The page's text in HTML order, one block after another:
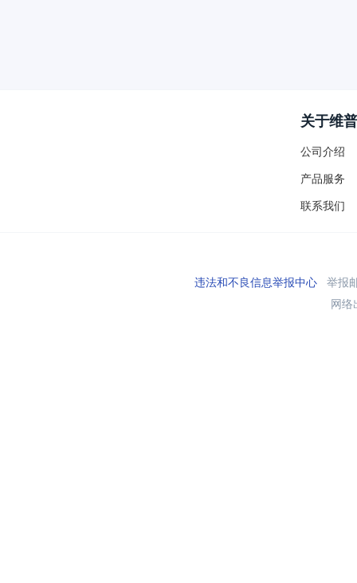
关于维普
公司介绍
产品服务
联系我们
违法和不良信息举报中心举报
网